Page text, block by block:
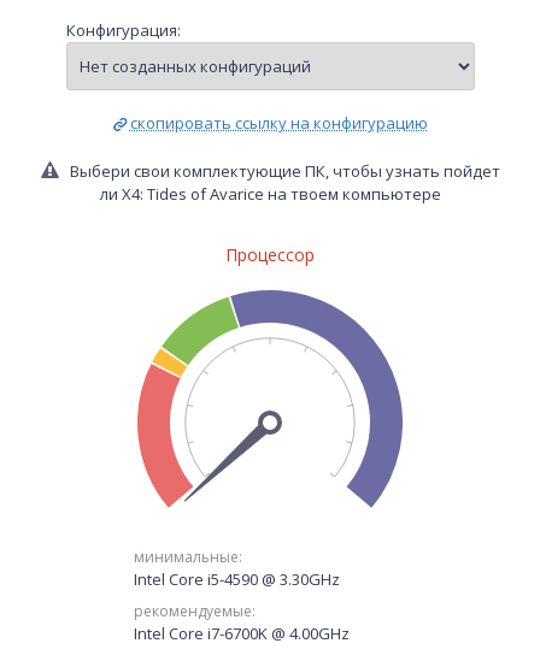
Конфигурация:
скопировать ссылку на конфигурацию
Выбери свои комплектующие ПК, чтобы узнать пойдет
ли X4: Tides of Avarice на твоем компьютере
Процессор
минимальные:
Intel Core i5-4590 @ 3.30GHz
рекомендуемые:
Intel Core i7-6700K @ 4.00GHz